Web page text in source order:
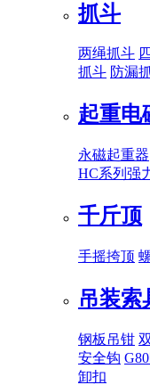
抓斗
两绳抓斗
抓斗 防漏
起重电
永磁起重器
HC系列强
千斤顶
手摇挎顶
吊装索
钢板吊钳
安全钩
卸扣